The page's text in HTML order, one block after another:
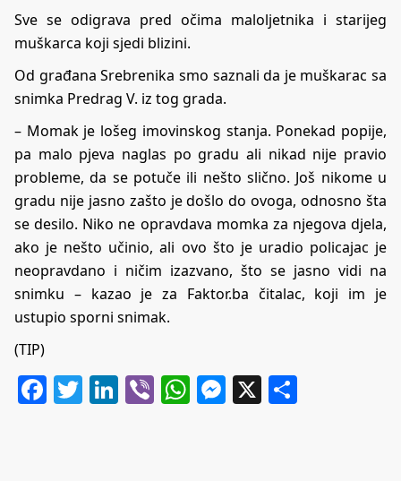
Sve se odigrava pred očima maloljetnika i starijeg
muškarca koji sjedi blizini.
Od građana Srebrenika smo saznali da je muškarac sa
snimka Predrag V. iz tog grada.
– Momak je lošeg imovinskog stanja. Ponekad popije,
pa malo pjeva naglas po gradu ali nikad nije pravio
probleme, da se potuče ili nešto slično. Još nikome u
gradu nije jasno zašto je došlo do ovoga, odnosno šta
se desilo. Niko ne opravdava momka za njegova djela,
ako je nešto učinio, ali ovo što je uradio policajac je
neopravdano i ničim izazvano, što se jasno vidi na
snimku – kazao je za Faktor.ba čitalac, koji im je
ustupio sporni snimak.
(TIP)
Facebook
Twitter
LinkedIn
ViberWhatsApp
Messenger
X